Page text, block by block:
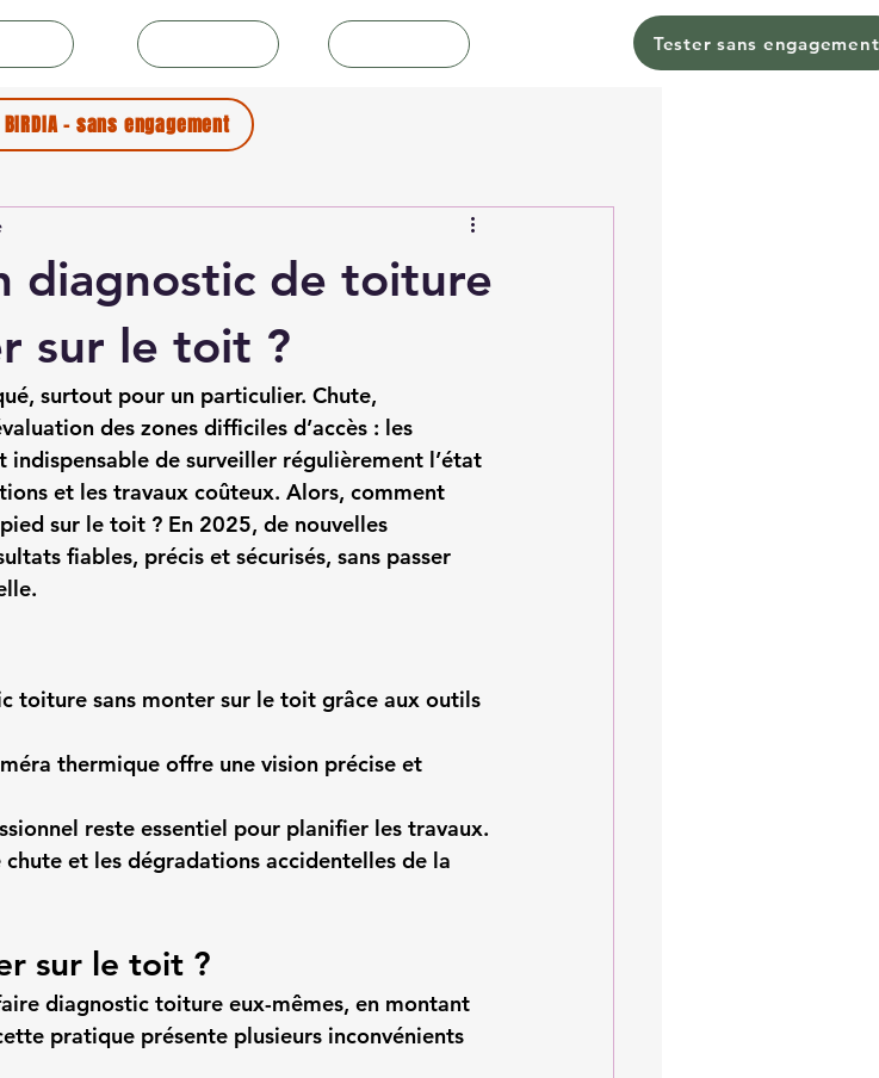
Tester sans engagement
diagnostic de toiture
sur le toit ?
surtout pour un particulier. Chute,
des zones difficiles d’accès : les
de surveiller régulièrement l’état
et les travaux coûteux. Alors, comment
sur le toit ? En 2025, de nouvelles
fiables, précis et sécurisés, sans passer
toiture sans monter sur le toit grâce aux outils
thermique offre une vision précise et
reste essentiel pour planifier les travaux.
et les dégradations accidentelles de la
sur le toit ?
diagnostic toiture eux-mêmes, en montant
pratique présente plusieurs inconvénients
- sans engagement